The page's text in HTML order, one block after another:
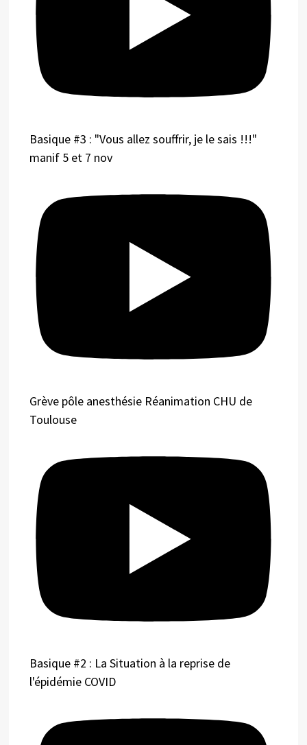
Basique #3 : "Vous allez souffrir, je le sais !!!"
manif 5 et 7 nov
Grève pôle anesthésie Réanimation CHU de
Toulouse
Basique #2 : La Situation à la reprise de
l'épidémie COVID